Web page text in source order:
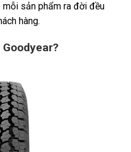
sản phẩm ra đời đều
hàng.